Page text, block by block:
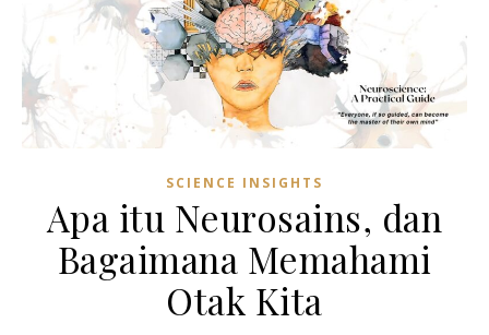
SCIENCE INSIGHTS
Apa itu Neurosains, dan
Bagaimana Memahami
Otak Kita